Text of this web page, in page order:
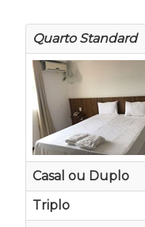
Quarto Standard
Casal ou Duplo
Triplo